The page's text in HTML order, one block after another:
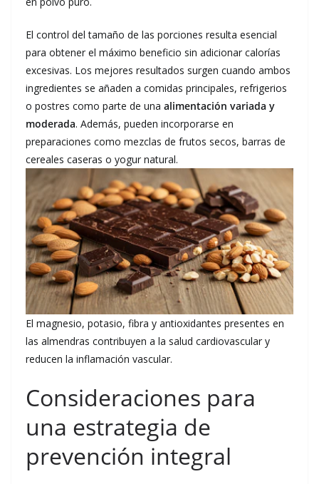
El control del tamaño de las porciones resulta esencial
para obtener el máximo beneficio sin adicionar calorías
excesivas. Los mejores resultados surgen cuando ambos
ingredientes se añaden a comidas principales, refrigerios
o postres como parte de una alimentación variada y
moderada. Además, pueden incorporarse en
preparaciones como mezclas de frutos secos, barras de
cereales caseras o yogur natural.
El magnesio, potasio, fibra y antioxidantes presentes en
las almendras contribuyen a la salud cardiovascular y
reducen la inflamación vascular.
Consideraciones para
una estrategia de
prevención integral